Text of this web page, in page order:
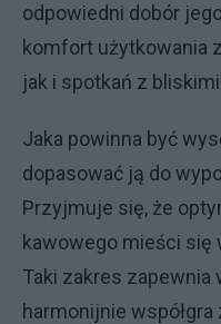
odpowiedni dobór
komfort użytkowania
jak i spotkań z
Jaka powinna być
dopasować ją do
Przyjmuje się, że
kawowego mieści się
Taki zakres zapewnia
harmonijnie